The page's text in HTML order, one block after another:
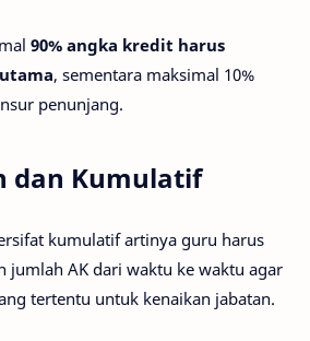
90% angka kredit harus
, sementara maksimal 10%
penunjang.
dan Kumulatif
kumulatif artinya guru harus
jumlah AK dari waktu ke waktu agar
tertentu untuk kenaikan jabatan.